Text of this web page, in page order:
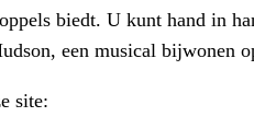
biedt. U kunt hand in
een musical bijwonen
site: